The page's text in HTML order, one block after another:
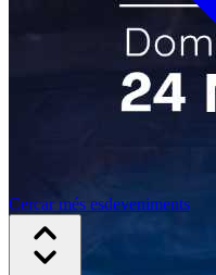
Cercar més esdeveniments